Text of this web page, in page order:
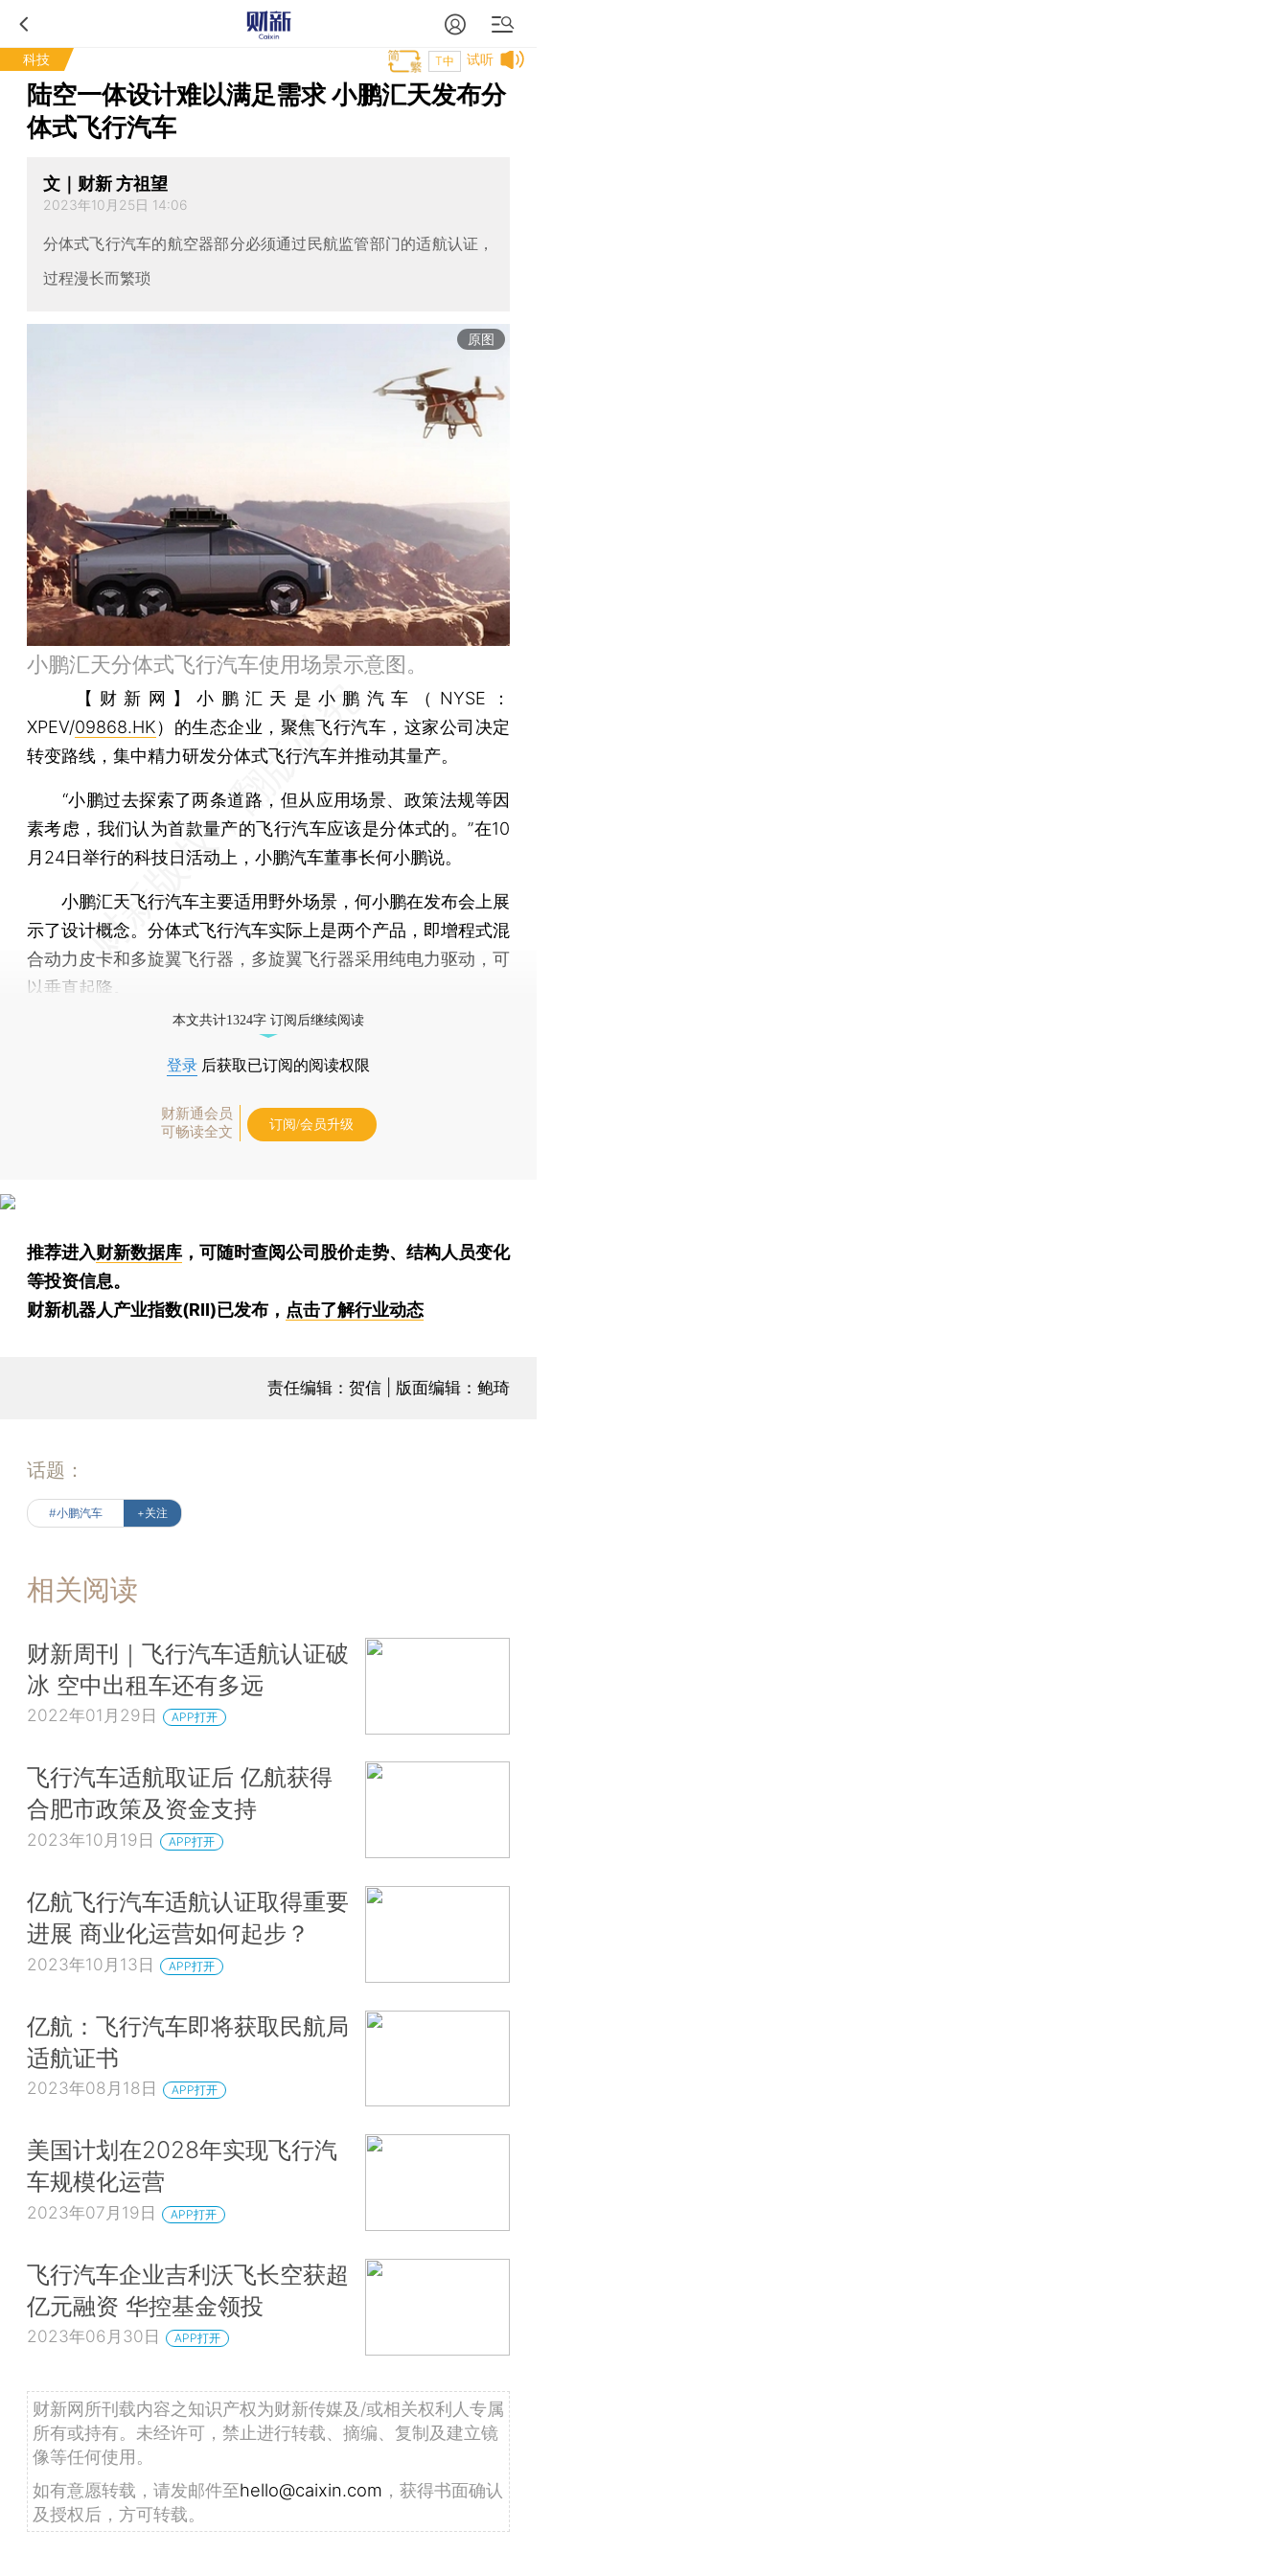
科技 试听
T中
陆空一体设计难以满足需求 小鹏汇天发布分
体式飞行汽车
文｜财新 方祖望
2023年10月25日 14:06
分体式飞行汽车的航空器部分必须通过民航监管部门的适航认证，
过程漫长而繁琐
原图
小鹏汇天分体式飞行汽车使用场景示意图。
【财新网】小鹏汇天是小鹏汽车（NYSE：
XPEV/09868.HK）的生态企业，聚焦飞行汽车，这家公司决定
转变路线，集中精力研发分体式飞行汽车并推动其量产。
“小鹏过去探索了两条道路，但从应用场景、政策法规等因
素考虑，我们认为首款量产的飞行汽车应该是分体式的。”在10
月24日举行的科技日活动上，小鹏汽车董事长何小鹏说。
小鹏汇天飞行汽车主要适用野外场景，何小鹏在发布会上展
示了设计概念。分体式飞行汽车实际上是两个产品，即增程式混
合动力皮卡和多旋翼飞行器，多旋翼飞行器采用纯电力驱动，可
以垂直起降。
本文共计1324字 订阅后继续阅读
登录 后获取已订阅的阅读权限
财新通会员
可畅读全文
订阅/会员升级
推荐进入财新数据库 ，可随时查阅公司股价走势、结构人员变化
等投资信息。
财新机器人产业指数(RII)已发布， 点击了解行业动态
责任编辑：贺信 | 版面编辑：鲍琦
话题：
#小鹏汽车 +关注
相关阅读
财新周刊｜飞行汽车适航认证破
冰 空中出租车还有多远
2022年01月29日 APP打开
飞行汽车适航取证后 亿航获得
合肥市政策及资金支持
2023年10月19日 APP打开
亿航飞行汽车适航认证取得重要
进展 商业化运营如何起步？
2023年10月13日 APP打开
亿航：飞行汽车即将获取民航局
适航证书
2023年08月18日 APP打开
美国计划在2028年实现飞行汽
车规模化运营
2023年07月19日 APP打开
飞行汽车企业吉利沃飞长空获超
亿元融资 华控基金领投
2023年06月30日 APP打开
财新网所刊载内容之知识产权为财新传媒及/或相关权利人专属
所有或持有。未经许可，禁止进行转载、摘编、复制及建立镜
像等任何使用。
如有意愿转载，请发邮件至hello@caixin.com ，获得书面确认
及授权后，方可转载。